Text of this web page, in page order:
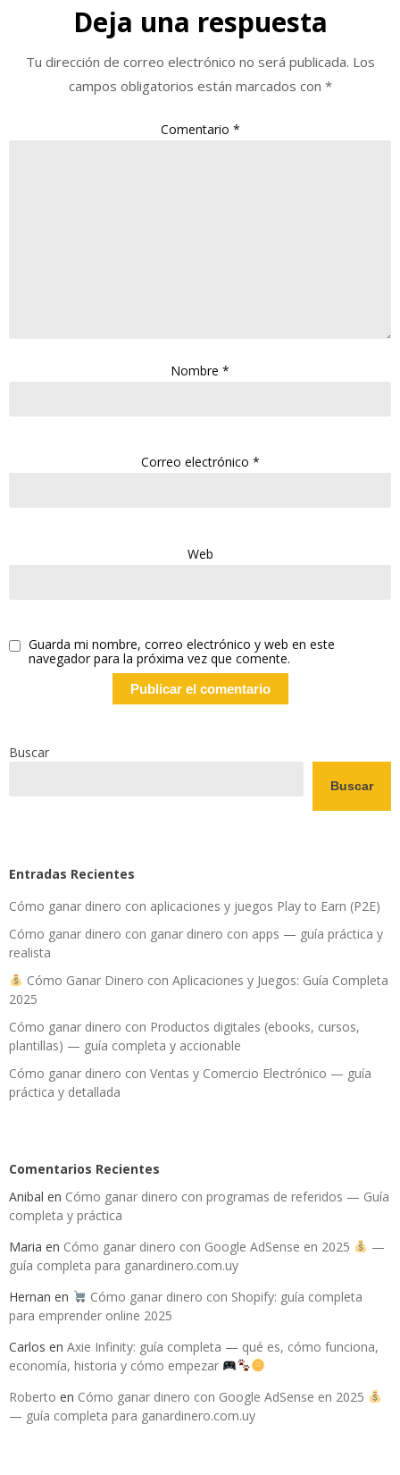
Deja una respuesta
Tu dirección de correo electrónico no será publicada. Los
campos obligatorios están marcados con *
Comentario *
Nombre *
Correo electrónico *
Web
Guarda mi nombre, correo electrónico y web en este
navegador para la próxima vez que comente.
Buscar
Buscar
Entradas Recientes
Cómo ganar dinero con aplicaciones y juegos Play to Earn (P2E)
Cómo ganar dinero con ganar dinero con apps — guía práctica y
realista
Cómo Ganar Dinero con Aplicaciones y Juegos: Guía Completa
2025
Cómo ganar dinero con Productos digitales (ebooks, cursos,
plantillas) — guía completa y accionable
Cómo ganar dinero con Ventas y Comercio Electrónico — guía
práctica y detallada
Comentarios Recientes
Anibal en Cómo ganar dinero con programas de referidos — Guía
completa y práctica
Maria en Cómo ganar dinero con Google AdSense en 2025
—
guía completa para ganardinero.com.uy
Hernan en
Cómo ganar dinero con Shopify: guía completa
para emprender online 2025
Carlos en Axie Infinity: guía completa — qué es, cómo funciona,
economía, historia y cómo empezar
Roberto en Cómo ganar dinero con Google AdSense en 2025
— guía completa para ganardinero.com.uy